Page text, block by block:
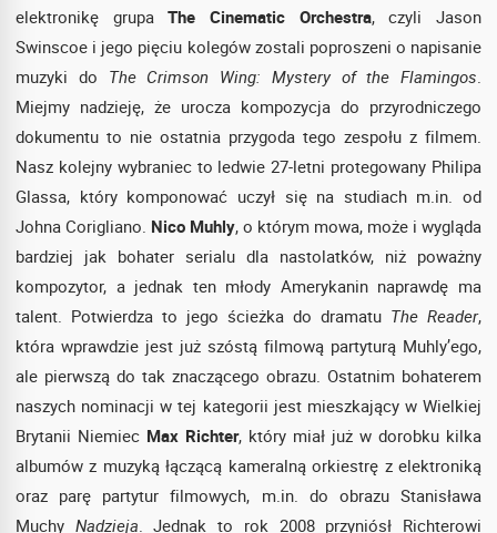
elektronikę grupaThe Cinematic Orchestra, czyli Jason
Swinscoe i jego pięciu kolegów zostali poproszeni o napisanie
muzyki do The Crimson Wing: Mystery of the Flamingos.
Miejmy nadzieję, że urocza kompozycja do przyrodniczego
dokumentu to nie ostatnia przygoda tego zespołu z filmem.
Nasz kolejny wybraniec to ledwie 27-letni protegowany Philipa
Glassa, który komponować uczył się na studiach m.in. od
Johna Corigliano. Nico Muhly, o którym mowa, może i wygląda
bardziej jak bohater serialu dla nastolatków, niż poważny
kompozytor, a jednak ten młody Amerykanin naprawdę ma
talent. Potwierdza to jego ścieżka do dramatu The Reader,
która wprawdzie jest już szóstą filmową partyturą Muhly’ego,
ale pierwszą do tak znaczącego obrazu. Ostatnim bohaterem
naszych nominacji w tej kategorii jest mieszkający w Wielkiej
Brytanii Niemiec Max Richter, który miał już w dorobku kilka
albumów z muzyką łączącą kameralną orkiestrę z elektroniką
oraz parę partytur filmowych, m.in. do obrazu Stanisława
Muchy Nadzieja. Jednak to rok 2008 przyniósł Richterowi